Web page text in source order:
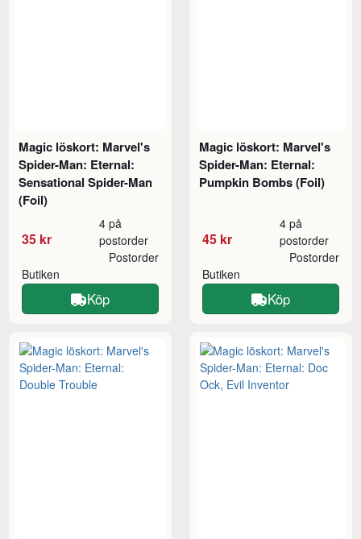
Magic löskort: Marvel's
Spider-Man: Eternal:
Sensational Spider-Man
(Foil)
35 kr
4 på
postorder
Butiken
Postorder
Köp
Magic löskort: Marvel's
Spider-Man: Eternal:
Pumpkin Bombs (Foil)
45 kr
4 på
postorder
Butiken
Postorder
Köp